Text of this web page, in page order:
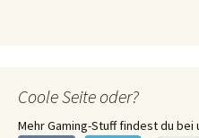
Coole Seite oder?
Mehr Gaming-Stuff findest du bei